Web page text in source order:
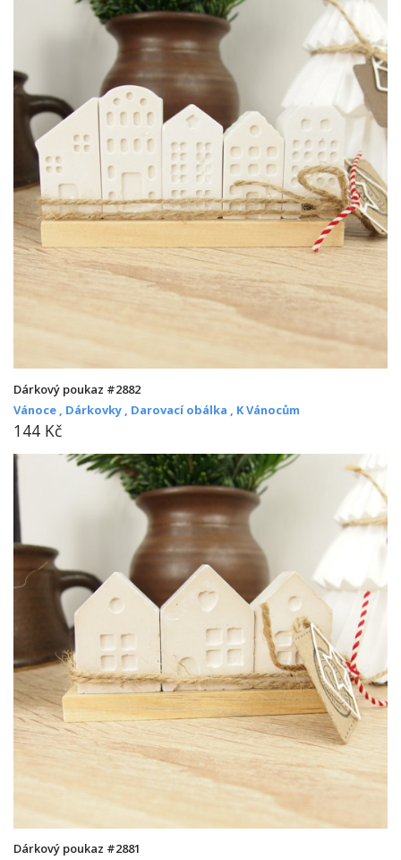
Dárkový poukaz #2882
Vánoce , Dárkovky , Darovací obálka , K Vánocům
144 Kč
Dárkový poukaz #2881